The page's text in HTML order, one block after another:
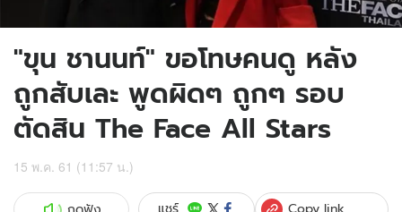
"ขุน ชานนท์" ขอโทษคนดู หลัง
ถูกสับเละ พูดผิดๆ ถูกๆ รอบ
ตัดสิน The Face All Stars
15 พ.ค. 61 (11:57 น.)
Copy link